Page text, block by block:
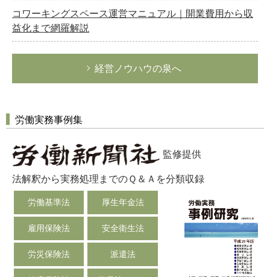
コワーキングスペース運営マニュアル｜開業費用から収
益化まで網羅解説
経営ノウハウの泉へ
労働実務事例集
監修提供
法解釈から実務処理までのＱ＆Ａを分類収録
労働基準法 厚生年金法
雇用保険法 安全衛生法
労災保険法 派遣法